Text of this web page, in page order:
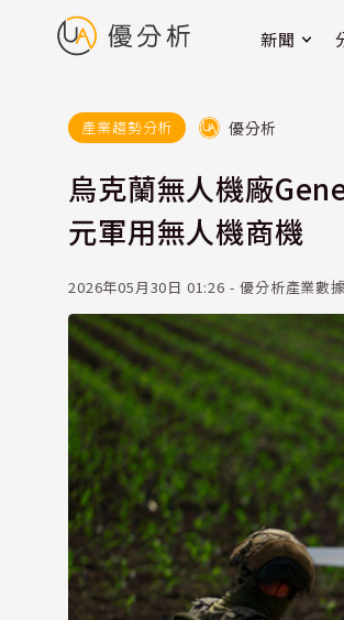
新聞
產業趨勢分析 優分析
烏克蘭無人機廠
元軍用無人機商機
2026年05月30日 01:26 - 優分析產業數